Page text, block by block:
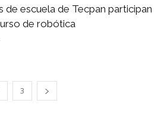
de escuela de Tecpan participan
de robótica
3